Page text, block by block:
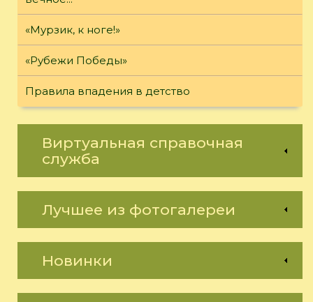
«Мурзик, к ноге!»
«Рубежи Победы»
Правила впадения в детство
Виртуальная справочная
служба
Лучшее из фотогалереи
Новинки